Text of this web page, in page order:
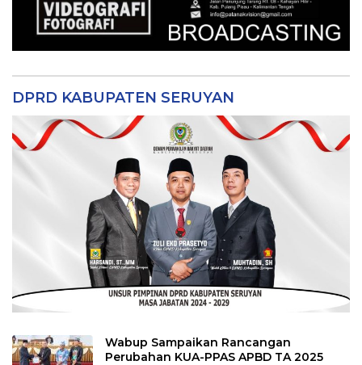
DPRD KABUPATEN SERUYAN
Wabup Sampaikan Rancangan
Perubahan KUA-PPAS APBD TA 2025